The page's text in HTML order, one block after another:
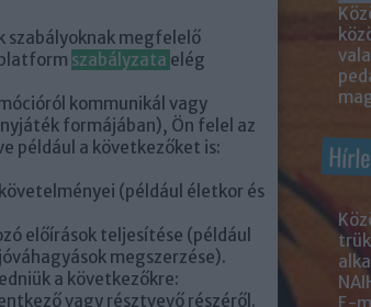
szabályoknak megfelelő
szabályzata elég
kommunikál vagy
formájában), Ön felel az
például a következőket is:
(például életkor és
előírások teljesítése (például
megszerzése).
a következőkre:
vagy résztvevő részéről.